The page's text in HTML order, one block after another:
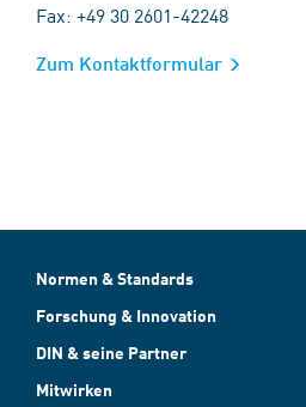
Fax: +49 30 2601-42248
Zum Kontaktformular
Normen & Standards
Forschung & Innovation
DIN & seine Partner
Mitwirken